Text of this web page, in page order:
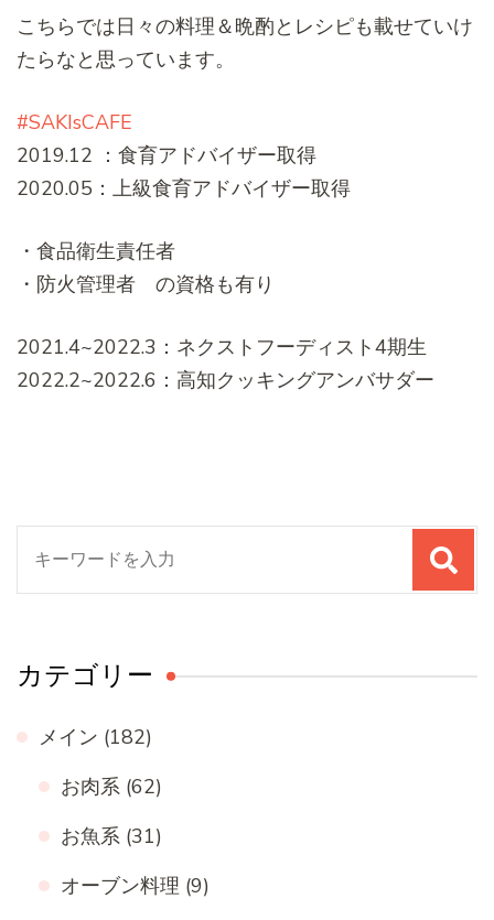
こちらでは日々の料理＆晩酌とレシピも載せていけ
たらなと思っています。
#SAKIsCAFE
2019.12 ：食育アドバイザー取得
2020.05：上級食育アドバイザー取得
・食品衛生責任者
・防火管理者 の資格も有り
2021.4~2022.3：ネクストフーディスト4期生
2022.2~2022.6：高知クッキングアンバサダー
カテゴリー
メイン (182)
お肉系 (62)
お魚系 (31)
オーブン料理 (9)